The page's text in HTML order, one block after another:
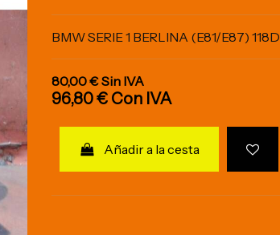
BMW SERIE 1 BERLINA (E81/E87) 118D
80,00 €Sin IVA
96,80 € Con IVA
Añadir a la cesta